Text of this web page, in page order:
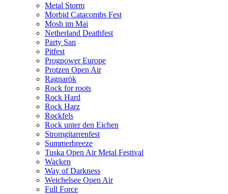
Metal Storm
Morbid Catacombs Fest
Mosh im Mai
Netherland Deathfest
Party San
Pitfest
Progpower Europe
Protzen Open Air
Ragnarök
Rock for roots
Rock Hard
Rock Harz
Rockfels
Rock unter den Eichen
Stromgitarrenfest
Summerbreeze
Tuska Open Air Metal Festival
Wacken
Way of Darkness
Weichelsee Open Air
Full Force